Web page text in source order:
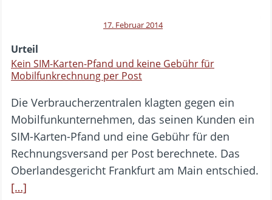
17. Februar 2014
Urteil
Kein SIM-Karten-Pfand und keine Gebühr für
Mobilfunkrechnung per Post
Die Verbraucherzentralen klagten gegen ein
Mobilfunkunternehmen, das seinen Kunden ein
SIM-Karten-Pfand und eine Gebühr für den
Rechnungsversand per Post berechnete. Das
Oberlandesgericht Frankfurt am Main entschied.
[…]